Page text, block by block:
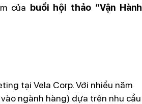
của buổi hội thảo “Vận Hành
tại Vela Corp. Với nhiều năm
ngành hàng) dựa trên nhu cầu